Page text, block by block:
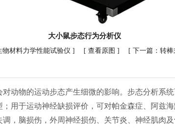
大小鼠步态行为分析仪
物材料力学性能试验仪 ] [ 查看原图 ] [ 下一篇： 转棒
动物的运动步态产生细微的影响。步态分析系
用于运动神经缺损评价，可对帕金森症、阿兹海
，脑损伤，外周神经损伤、关节炎、神经肌肉及